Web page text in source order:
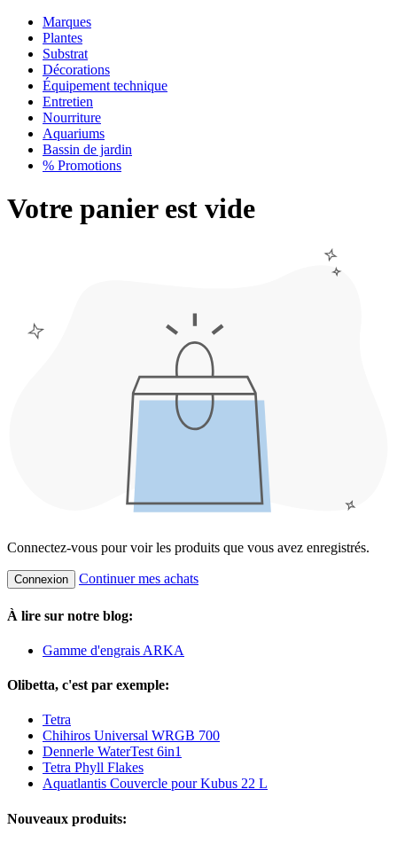
Marques
Plantes
Substrat
Décorations
Équipement technique
Entretien
Nourriture
Aquariums
Bassin de jardin
% Promotions
Votre panier est vide
Connectez-vous pour voir les produits que vous avez enregistrés.
Connexion Continuer mes achats
À lire sur notre blog:
Gamme d'engrais ARKA
Olibetta, c'est par exemple:
Tetra
Chihiros Universal WRGB 700
Dennerle WaterTest 6in1
Tetra Phyll Flakes
Aquatlantis Couvercle pour Kubus 22 L
Nouveaux produits: